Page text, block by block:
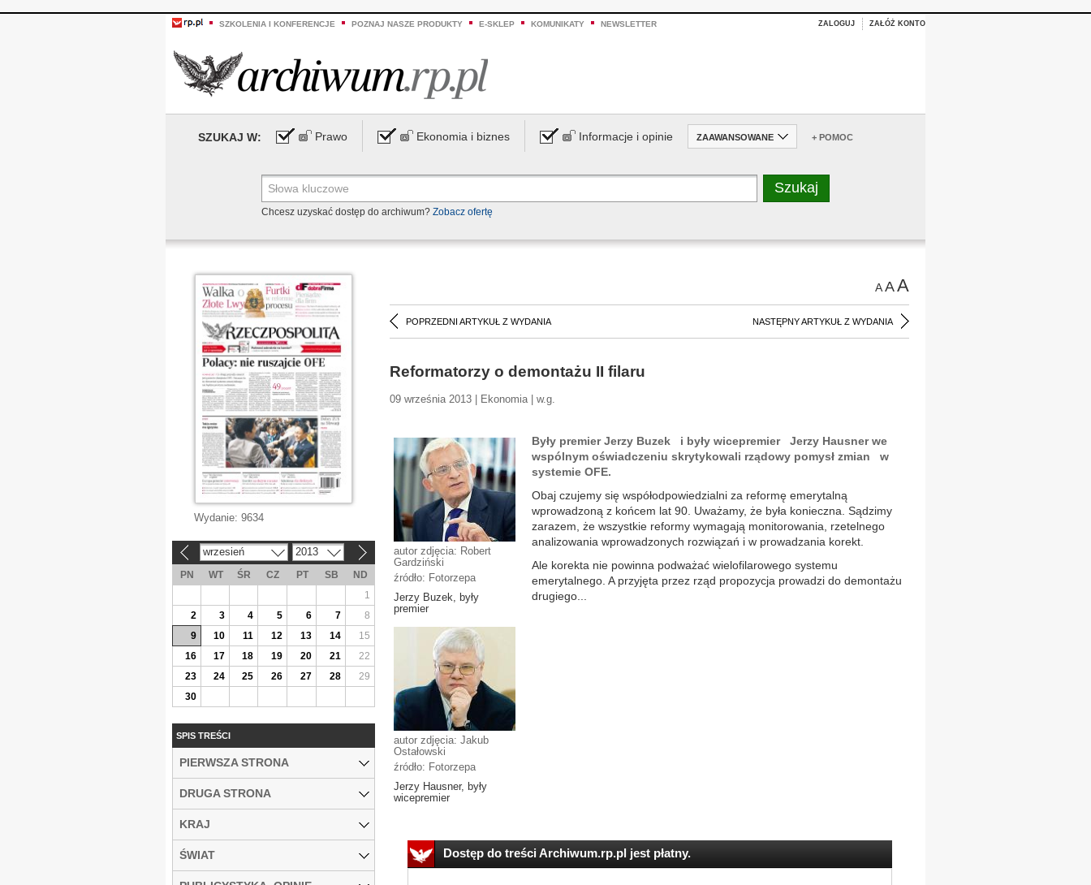
SZKOLENIA I KONFERENCJE POZNAJ NASZE PRODUKTY E-SKLEP KOMUNIKATY NEWSLETTER ZALOGUJ ZAŁÓŻ KONTO
SZUKAJ W: Prawo Ekonomia i biznes Informacje i opinie ZAAWANSOWANE + POMOC
Chcesz uzyskać dostęp do archiwum? Zobacz ofertę
AAA
POPRZEDNI ARTYKUŁ Z WYDANIA NASTĘPNY ARTYKUŁ Z WYDANIA
Reformatorzy o demontażu II filaru
09 września 2013 | Ekonomia | w.g.
autor zdjęcia: Robert
Gardziński
źródło: Fotorzepa
Jerzy Buzek, były
premier
autor zdjęcia: Jakub
Ostałowski
źródło: Fotorzepa
Jerzy Hausner, były
wicepremier
Były premier Jerzy Buzek i były wicepremier Jerzy Hausner we
wspólnym oświadczeniu skrytykowali rządowy pomysł zmian w
systemie OFE.
Obaj czujemy się współodpowiedzialni za reformę emerytalną
wprowadzoną z końcem lat 90. Uważamy, że była konieczna. Sądzimy
zarazem, że wszystkie reformy wymagają monitorowania, rzetelnego
analizowania wprowadzonych rozwiązań i w prowadzania korekt.
Ale korekta nie powinna podważać wielofilarowego systemu
emerytalnego. A przyjęta przez rząd propozycja prowadzi do demontażu
drugiego...
Dostęp do treści Archiwum.rp.pl jest płatny.
Wydanie: 9634
wrzesień 2013
PN WT ŚR CZ PT SB
ND
1
2
3 4 5 6 7
8
9
10 11 12 13 14
15
16
17 18 19 20 21
22
23
24 25 26 27 28
29
30
SPIS TREŚCI
PIERWSZA STRONA
DRUGA STRONA
KRAJ
ŚWIAT